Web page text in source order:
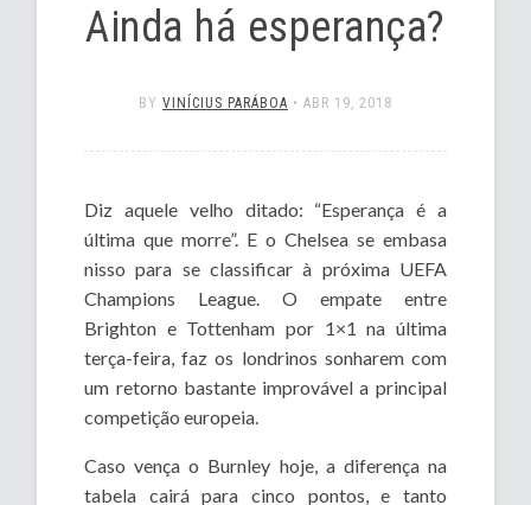
Ainda há esperança?
BY VINÍCIUS PARÁBOA • ABR 19, 2018
Diz aquele velho ditado: “Esperança é a
última que morre”. E o Chelsea se embasa
nisso para se classificar à próxima UEFA
Champions League. O empate entre
Brighton e Tottenham por 1×1 na última
terça-feira, faz os londrinos sonharem com
um retorno bastante improvável a principal
competição europeia.
Caso vença o Burnley hoje, a diferença na
tabela cairá para cinco pontos, e tanto